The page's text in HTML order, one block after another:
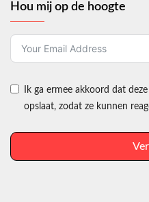
Hou mij op de hoogte
Ik ga ermee akkoord dat
opslaat, zodat ze kunnen